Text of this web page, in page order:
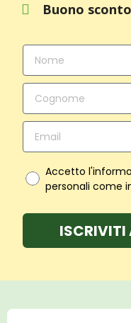
Buono
Accetto
personali come
ISCRIVITI